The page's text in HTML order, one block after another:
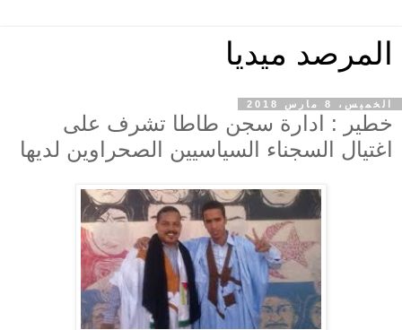
المرصد ميديا
الخميس، 8 مارس 2018
خطير : ادارة سجن طاطا تشرف على
اغتيال السجناء السياسيين الصحراوين لديها